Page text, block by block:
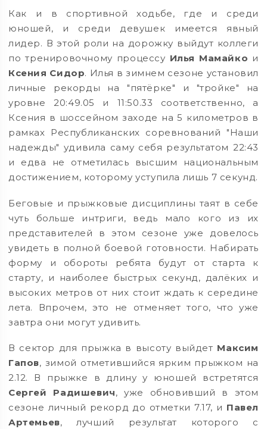
Как и в спортивной ходьбе, где и среди
юношей, и среди девушек имеется явный
лидер. В этой роли на дорожку выйдут коллеги
по тренировочному процессу Илья Мамайко и
Ксения Сидор. Илья в зимнем сезоне установил
личные рекорды на "пятёрке" и "тройке" на
уровне 20:49.05 и 11:50.33 соответственно, а
Ксения в шоссейном заходе на 5 километров в
рамках Республиканских соревнований "Наши
надежды" удивила саму себя результатом 22:43
и едва не отметилась высшим национальным
достижением, которому уступила лишь 7 секунд.
Беговые и прыжковые дисциплины таят в себе
чуть больше интриги, ведь мало кого из их
представителей в этом сезоне уже довелось
увидеть в полной боевой готовности. Набирать
форму и обороты ребята будут от старта к
старту, и наиболее быстрых секунд, далёких и
высоких метров от них стоит ждать к середине
лета. Впрочем, это не отменяет того, что уже
завтра они могут удивить.
В сектор для прыжка в высоту выйдет Максим
Гапов, зимой отметившийся ярким прыжком на
2.12. В прыжке в длину у юношей встретятся
Сергей Радишевич, уже обновивший в этом
сезоне личный рекорд до отметки 7.17, и Павел
Артемьев, лучший результат которого с